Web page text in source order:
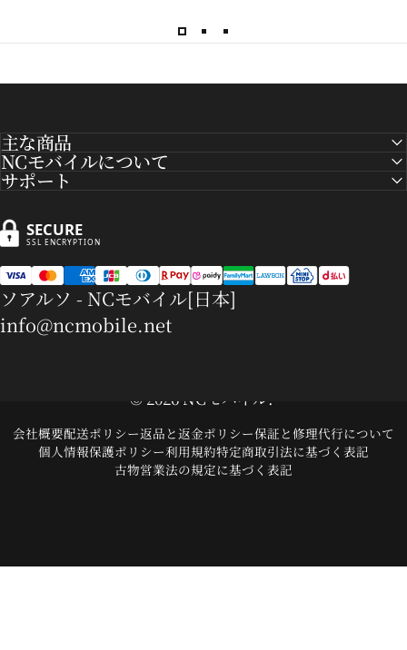
主な商品
NCモバイルについて
サポート
SECURE
SSL ENCRYPTION
ソアルソ - NCモバイル[日本]
info@ncmobile.net
© 2026 NCモバイル.
会社概要配送ポリシー返品と返金ポリシー保証と修理代行について
個人情報保護ポリシー利用規約特定商取引法に基づく表記
古物営業法の規定に基づく表記